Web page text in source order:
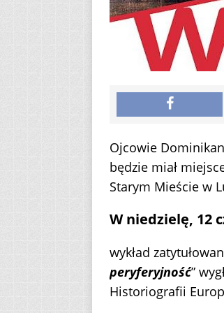
Ojcowie
będzie miał
Starym Mieście w
W niedzielę, 12
wykład
peryferyjność”
Historiografii